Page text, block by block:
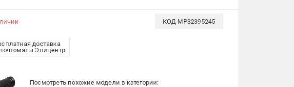
КОД MP32395245
доставка
Эпицентр
Посмотреть похожие модели в категории: